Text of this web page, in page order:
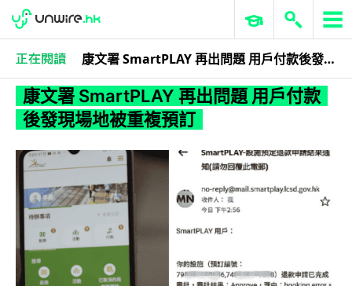
康文署 SmartPLAY 再出問題 用戶付款後發現場地被重複預訂
科技娛樂 生活科技
康文署 SmartPLAY 再出問題 用戶付款
後發現場地被重複預訂